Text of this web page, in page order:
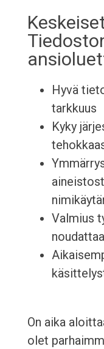
Hyvä
tarkkuus
Kyky
Valmius
On aika
olet